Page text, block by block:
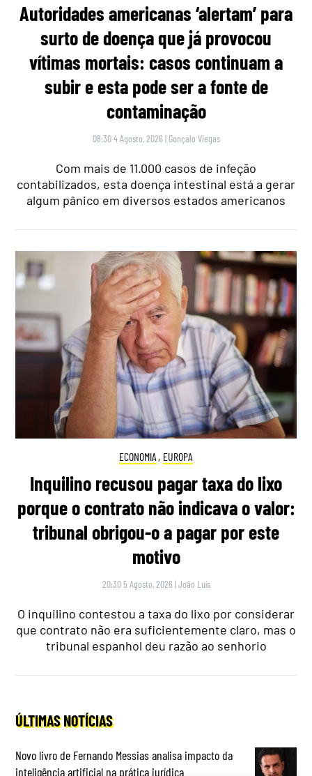
Autoridades americanas ‘alertam’ para
surto de doença que já provocou
vítimas mortais: casos continuam a
subir e esta pode ser a fonte de
contaminação
08:30 4 Agosto, 2026 | Gonçalo Viegas
Com mais de 11.000 casos de infeção
contabilizados, esta doença intestinal está a gerar
algum pânico em diversos estados americanos
ECONOMIA , EUROPA
Inquilino recusou pagar taxa do lixo
porque o contrato não indicava o valor:
tribunal obrigou-o a pagar por este
motivo
20:30 5 Agosto, 2026 |João Luís
O inquilino contestou a taxa do lixo por considerar
que contrato não era suficientemente claro, mas o
tribunal espanhol deu razão ao senhorio
ÚLTIMAS NOTÍCIAS
Novo livro de Fernando Messias analisa impacto da
inteligência artificial na prática jurídica